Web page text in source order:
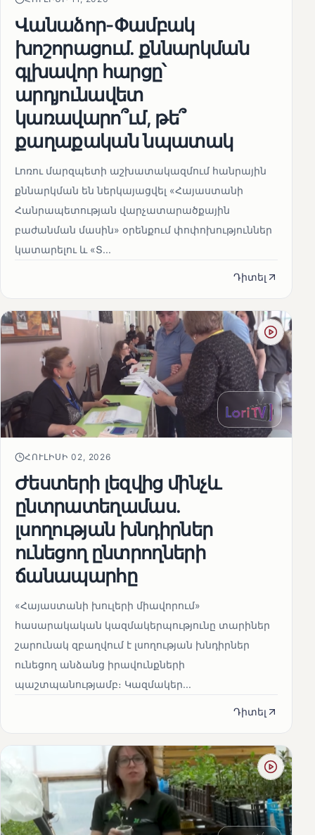
Վանաձոր-Փամբակ
խոշորացում. քննարկման
գլխավոր հարցը՝
արդյունավետ
կառավարո՞ւմ, թե՞
քաղաքական նպատակ
Լոռու մարզպետի աշխատակազմում հանրային
քննարկման են ներկայացվել «Հայաստանի
Հանրապետության վարչատարածքային
բաժանման մասին» օրենքում փոփոխություններ
կատարելու և «Տ...
Դիտել
ՀՈՒԼԻՍԻ 02, 2026
Ժեստերի լեզվից մինչև
ընտրատեղամաս.
լսողության խնդիրներ
ունեցող ընտրողների
ճանապարհը
«Հայաստանի խուլերի միավորում»
հասարակական կազմակերպությունը տարիներ
շարունակ զբաղվում է լսողության խնդիրներ
ունեցող անձանց իրավունքների
պաշտպանությամբ։ Կազմակեր...
Դիտել